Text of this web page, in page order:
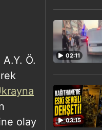
Ö.
olay
02:11
03:15